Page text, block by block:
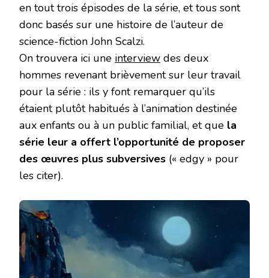
en tout trois épisodes de la série, et tous sont
donc basés sur une histoire de l’auteur de
science-fiction John Scalzi.
On trouvera ici une interview des deux
hommes revenant brièvement sur leur travail
pour la série : ils y font remarquer qu’ils
étaient plutôt habitués à l’animation destinée
aux enfants ou à un public familial, et que la
série leur a offert l’opportunité de proposer
des œuvres plus subversives (« edgy » pour
les citer).